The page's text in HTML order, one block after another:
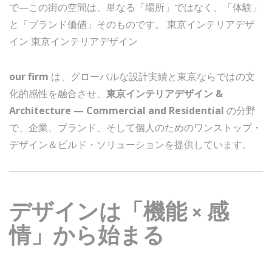
で—この街の空間は、単なる「場所」ではなく、「体験」
と「ブランド価値」そのものです。 東京インテリアデザ
イン 東京インテリアデザイン
our firm は、グローバルな設計実績と東京ならではの文
化的感性を融合させ、 東京インテリアデザイン &
Architecture — Commercial and Residential の分野
で、企業、ブランド、そして個人のためのワンストップ・
デザイン＆ビルド・ソリューションを提供しています。
デザインは「機能 × 感
情」から始まる